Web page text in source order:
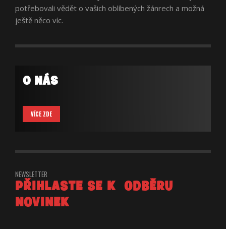
potřebovali vědět o vašich oblíbených žánrech a možná
ještě něco víc.
O NÁS
VÍCE ZDE
NEWSLETTER
PŘIHLASTE SE K ODBĚRU
NOVINEK